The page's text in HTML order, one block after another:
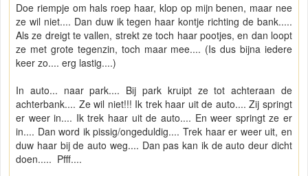
Doe riempje om hals roep haar, klop op mijn benen, maar nee
ze wil niet.... Dan duw ik tegen haar kontje richting de bank.....
Als ze dreigt te vallen, strekt ze toch haar pootjes, en dan loopt
ze met grote tegenzin, toch maar mee.... (Is dus bijna iedere
keer zo.... erg lastig....)
In auto... naar park.... Bij park kruipt ze tot achteraan de
achterbank.... Ze wil niet!!! Ik trek haar uit de auto.... Zij springt
er weer in.... Ik trek haar uit de auto.... En weer springt ze er
in.... Dan word ik pissig/ongeduldig.... Trek haar er weer uit, en
duw haar bij de auto weg.... Dan pas kan ik de auto deur dicht
doen..... Pfff....